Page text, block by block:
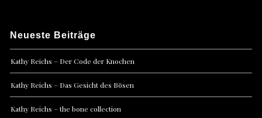
Neueste Beiträge
Kathy Reichs – Der Code der Knochen
Kathy Reichs – Das Gesicht des Bösen
Kathy Reichs – the bone collection